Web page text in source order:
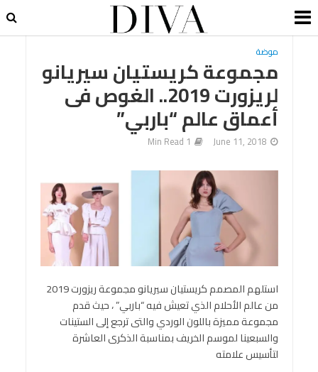
موضة
مجموعة كريستيان سيريانو
لريزورت 2019.. الغوص فى
أعماق عالم “باربي”
June 11, 2018
1 Min Read
استلهم المصمم كريستيان سيريانو مجموعة ريزورت 2019
من عالم الأحلام الذي تعيش فيه “باربي” ، حيث قدم
مجموعة مميزة باللون الوردي والتى ترجع إلى الستينات
والسبعينا لموسم الخريف بمناسبة الذكرى العاشرة
لتأسيس علامته